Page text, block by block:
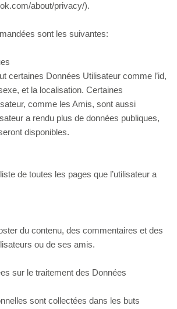
about/privacy/).
sont les suivantes:
certaines Données Utilisateur comme l’id,
et la localisation. Certaines
comme les Amis, sont aussi
a rendu plus de données publiques,
disponibles.
de toutes les pages que l’utilisateur a
du contenu, des commentaires et des
ou de ses amis.
sur le traitement des Données
sont collectées dans les buts